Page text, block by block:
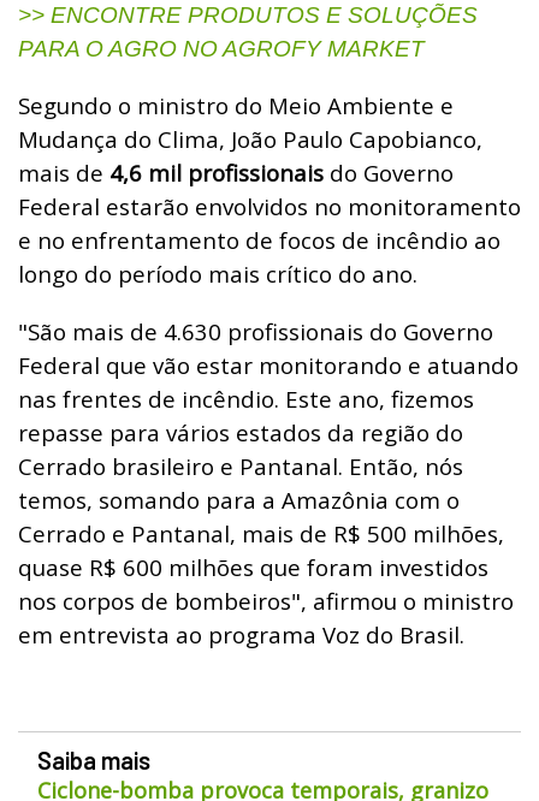
>> ENCONTRE PRODUTOS E SOLUÇÕES
PARA O AGRO NO AGROFY MARKET
Segundo o ministro do Meio Ambiente e
Mudança do Clima, João Paulo Capobianco,
mais de 4,6 mil profissionais do Governo
Federal estarão envolvidos no monitoramento
e no enfrentamento de focos de incêndio ao
longo do período mais crítico do ano.
"São mais de 4.630 profissionais do Governo
Federal que vão estar monitorando e atuando
nas frentes de incêndio. Este ano, fizemos
repasse para vários estados da região do
Cerrado brasileiro e Pantanal. Então, nós
temos, somando para a Amazônia com o
Cerrado e Pantanal, mais de R$ 500 milhões,
quase R$ 600 milhões que foram investidos
nos corpos de bombeiros", afirmou o ministro
em entrevista ao programa Voz do Brasil.
Saiba mais
Ciclone-bomba provoca temporais, granizo